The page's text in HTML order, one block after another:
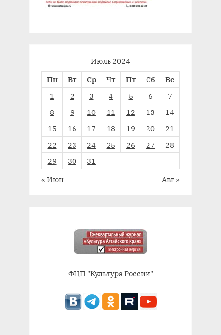
Июль 2024
Пн
Вт Ср Чт Пт Сб
Вс
1
2 3 4 5 6
7
8
9 10 11 12 13
14
15
16 17 18 19 20
21
22
23 24 25 26 27
28
29
30
31
« Июн
Авг »
ФЦП "Культура России"